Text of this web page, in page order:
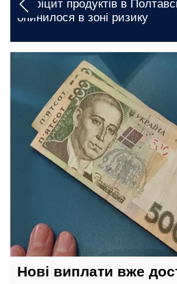
що
графіки
серпня
Нові виплати вже